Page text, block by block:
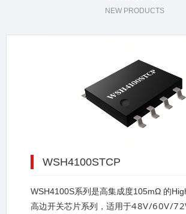
NEW PRODUCTS
WSH4100STCP
WSH4100S系列是高集成度105mΩ 的
高边开关芯片系列，适用于48V/60V/